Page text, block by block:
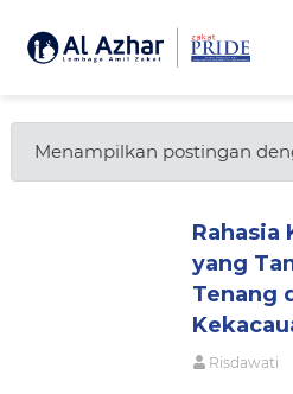
Menampilkan postingan
Rahasia
yang
Tenang
Risdawati